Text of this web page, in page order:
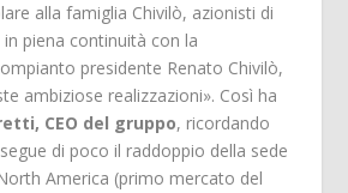
alla famiglia Chivilò, azionisti di
piena continuità con la
presidente Renato Chivilò,
ambiziose realizzazioni». Così ha
CEO del gruppo, ricordando
di poco il raddoppio della sede
America (primo mercato del